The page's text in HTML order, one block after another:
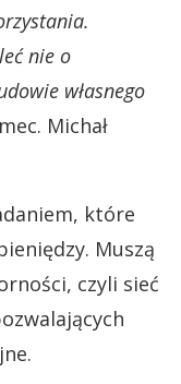
nie o
własnego
Michał
które
Muszą
czyli sieć